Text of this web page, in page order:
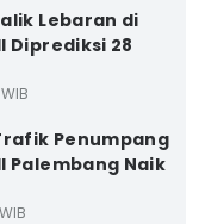
Lebaran di
Diprediksi 28
Penumpang
Palembang Naik